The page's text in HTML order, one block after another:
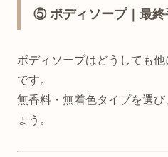
⑤ ボディソープ｜最終
ボディソープはどうしても
です。
無香料・無着色タイプを選
ょう。